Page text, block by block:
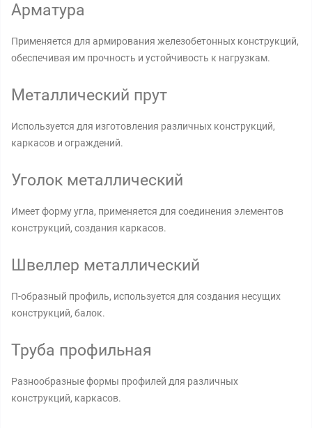
Арматура
Применяется для армирования железобетонных конструкций,
обеспечивая им прочность и устойчивость к нагрузкам.
Металлический прут
Используется для изготовления различных конструкций,
каркасов и ограждений.
Уголок металлический
Имеет форму угла, применяется для соединения элементов
конструкций, создания каркасов.
Швеллер металлический
П-образный профиль, используется для создания несущих
конструкций, балок.
Труба профильная
Разнообразные формы профилей для различных
конструкций, каркасов.